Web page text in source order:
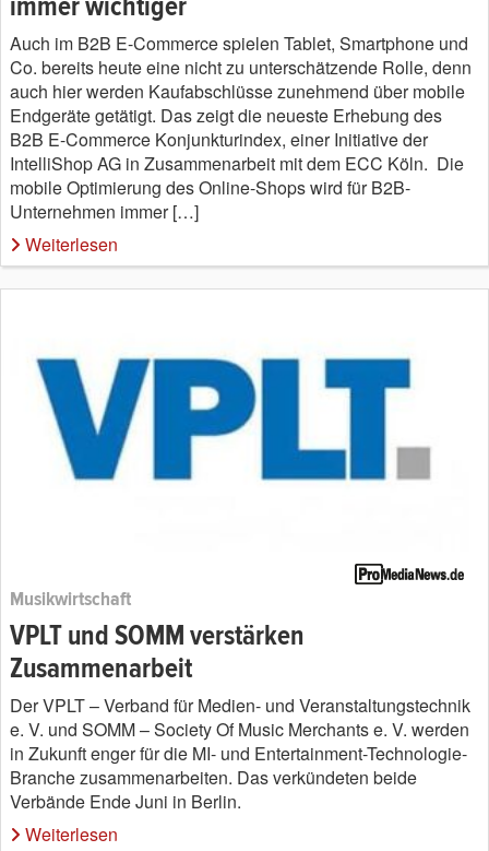
immer wichtiger
Auch im B2B E-Commerce spielen Tablet, Smartphone und
Co. bereits heute eine nicht zu unterschätzende Rolle, denn
auch hier werden Kaufabschlüsse zunehmend über mobile
Endgeräte getätigt. Das zeigt die neueste Erhebung des
B2B E-Commerce Konjunkturindex, einer Initiative der
IntelliShop AG in Zusammenarbeit mit dem ECC Köln. Die
mobile Optimierung des Online-Shops wird für B2B-
Unternehmen immer […]
Weiterlesen
Musikwirtschaft
VPLT und SOMM verstärken
Zusammenarbeit
Der VPLT – Verband für Medien- und Veranstaltungstechnik
e. V. und SOMM – Society Of Music Merchants e. V. werden
in Zukunft enger für die MI- und Entertainment-Technologie-
Branche zusammenarbeiten. Das verkündeten beide
Verbände Ende Juni in Berlin.
Weiterlesen